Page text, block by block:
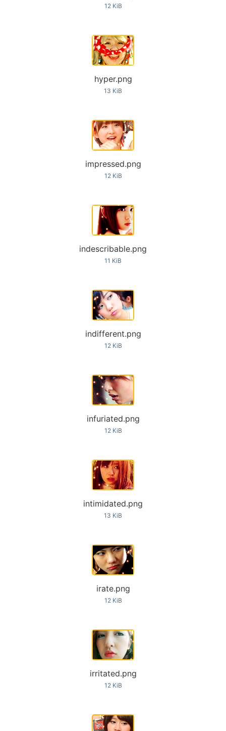
12 KiB
hyper.png
13 KiB
impressed.png
12 KiB
indescribable.png
11 KiB
indifferent.png
12 KiB
infuriated.png
12 KiB
intimidated.png
13 KiB
irate.png
12 KiB
irritated.png
12 KiB